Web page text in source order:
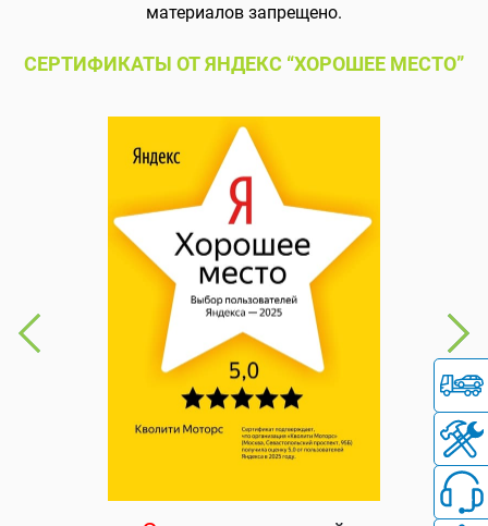
материалов запрещено.
СЕРТИФИКАТЫ ОТ ЯНДЕКС “ХОРОШЕЕ МЕСТО”